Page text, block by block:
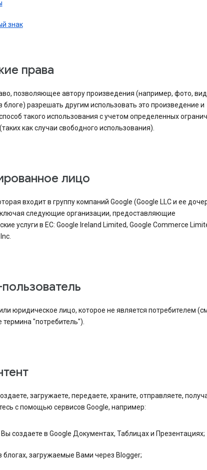
знак
права
позволяющее автору произведения (например, фото,
блоге) разрешать другим использовать это произведение и
такого использования с учетом определенных
как случаи свободного использования).
лицо
входит в группу компаний Google (Google LLC и ее
следующие организации, предоставляющие
услуги в ЕС: Google Ireland Limited, Google Commerce
пользователь
юридическое лицо, которое не является потребителем
термина "потребитель").
загружаете, передаете, храните, отправляете,
с помощью сервисов Google, например:
Вы создаете в Google Документах, Таблицах и Презентациях;
блогах, загружаемые Вами через Blogger;